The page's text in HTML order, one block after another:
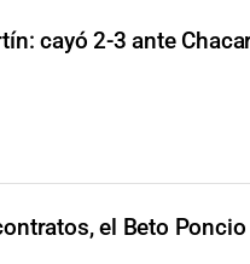
cayó 2-3 ante
el Beto